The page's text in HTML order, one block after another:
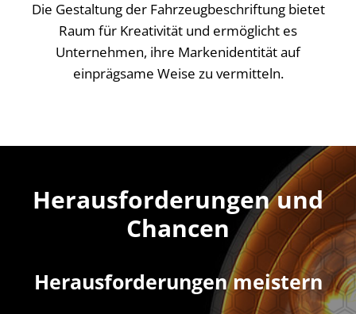
Die Gestaltung der Fahrzeugbeschriftung bietet
Raum für Kreativität und ermöglicht es
Unternehmen, ihre Markenidentität auf
einprägsame Weise zu vermitteln.
Herausforderungen und
Chancen
Herausforderungen meistern